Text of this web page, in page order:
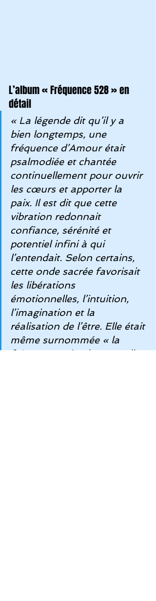
L’album « Fréquence 528 » en
détail
« La légende dit qu’il y a
bien longtemps, une
fréquence d’Amour était
psalmodiée et chantée
continuellement pour ouvrir
les cœurs et apporter la
paix. Il est dit que cette
vibration redonnait
confiance, sérénité et
potentiel infini à qui
l’entendait. Selon certains,
cette onde sacrée favorisait
les libérations
émotionnelles, l’intuition,
l’imagination et la
réalisation de l’être. Elle était
même surnommée « la
fréquence miracle » car elle